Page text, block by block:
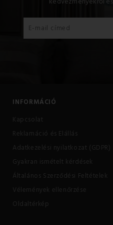
INFORMÁCIÓ
Kapcsolat
Reklamáció és Elállás
Adatkezelési nyilatkozat (GDPR)
Gyakran ismételt kérdések
Általános Szerződési Feltételek
Vélemények ellenőrzése
Oldaltérkép